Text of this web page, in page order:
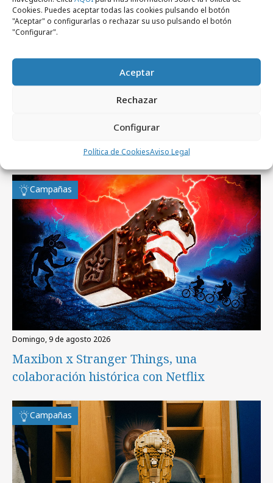
Cookies. Puedes aceptar todas las cookies pulsando el botón
"Aceptar" o configurarlas o rechazar su uso pulsando el botón
"Configurar".
Aceptar
Rechazar
Configurar
Política de CookiesAviso Legal
jueves, 9 de marzo 2023
Nutrition 2023
Artículos recientes
Campañas
domingo, 9 de agosto 2026
Maxibon x Stranger Things, una
colaboración histórica con Netflix
Campañas